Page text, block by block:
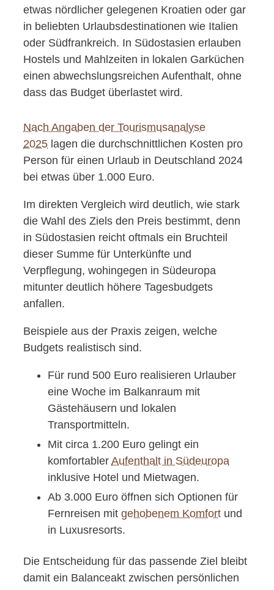
etwas nördlicher gelegenen Kroatien oder gar
in beliebten Urlaubsdestinationen wie Italien
oder Südfrankreich. In Südostasien erlauben
Hostels und Mahlzeiten in lokalen Garküchen
einen abwechslungsreichen Aufenthalt, ohne
dass das Budget überlastet wird.
Nach Angaben der Tourismusanalyse
2025 lagen die durchschnittlichen Kosten pro
Person für einen Urlaub in Deutschland 2024
bei etwas über 1.000 Euro.
Im direkten Vergleich wird deutlich, wie stark
die Wahl des Ziels den Preis bestimmt, denn
in Südostasien reicht oftmals ein Bruchteil
dieser Summe für Unterkünfte und
Verpflegung, wohingegen in Südeuropa
mitunter deutlich höhere Tagesbudgets
anfallen.
Beispiele aus der Praxis zeigen, welche
Budgets realistisch sind.
Für rund 500 Euro realisieren Urlauber
eine Woche im Balkanraum mit
Gästehäusern und lokalen
Transportmitteln.
Mit circa 1.200 Euro gelingt ein
komfortabler Aufenthalt in Südeuropa
inklusive Hotel und Mietwagen.
Ab 3.000 Euro öffnen sich Optionen für
Fernreisen mit gehobenem Komfort und
in Luxusresorts.
Die Entscheidung für das passende Ziel bleibt
damit ein Balanceakt zwischen persönlichen